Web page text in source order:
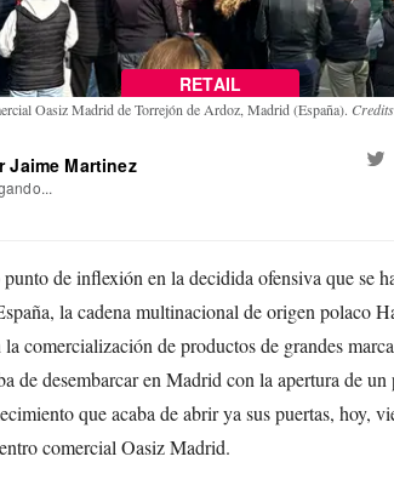
RETAIL
Oasiz Madrid de Torrejón de Ardoz, Madrid (España).
Jaime Martinez
de inflexión en la decidida ofensiva que se
la cadena multinacional de origen polaco
la comercialización de productos de grandes
de desembarcar en Madrid con la apertura de
que acaba de abrir ya sus puertas, hoy,
comercial Oasiz Madrid.